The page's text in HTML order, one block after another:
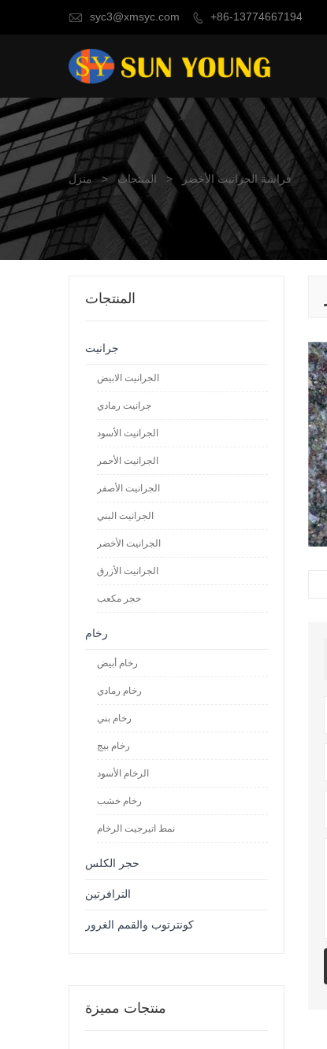
 syc3@xmsyc.com  +86-13774667194
منزل > المنتجات > فراشة الجرانيت الأخضر
المنتجات
جرانيت
الجرانيت الابيض
جرانيت رمادي
الجرانيت الأسود
الجرانيت الأحمر
الجرانيت الأصفر
الجرانيت البني
الجرانيت الأخضر
الجرانيت الأزرق
حجر مكعب
رخام
رخام أبيض
رخام رمادي
رخام بني
رخام بيج
الرخام الأسود
رخام خشب
نمط اتيرجيت الرخام
حجر الكلس
الترافرتين
كونترتوب والقمم الغرور
منتجات مميزة